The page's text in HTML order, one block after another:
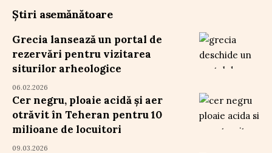
Știri asemănătoare
Grecia lansează un portal de
rezervări pentru vizitarea
siturilor arheologice
06.02.2026
Cer negru, ploaie acidă și aer
otrăvit în Teheran pentru 10
milioane de locuitori
09.03.2026